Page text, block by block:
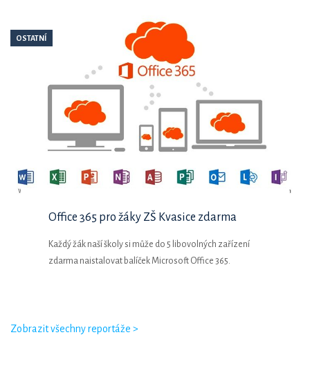
OSTATNÍ
Office 365 pro žáky ZŠ Kvasice zdarma
Každý žák naší školy si může do 5 libovolných zařízení
zdarma naistalovat balíček Microsoft Office 365.
Zobrazit všechny reportáže >